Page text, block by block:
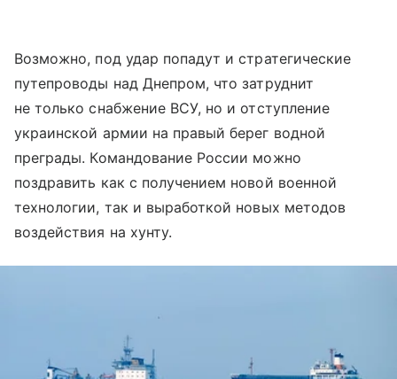
Возможно, под удар попадут и стратегические
путепроводы над Днепром, что затруднит
не только снабжение ВСУ, но и отступление
украинской армии на правый берег водной
преграды. Командование России можно
поздравить как с получением новой военной
технологии, так и выработкой новых методов
воздействия на хунту.